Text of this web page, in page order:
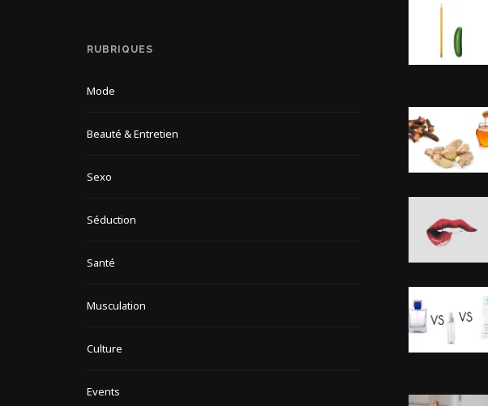
RUBRIQUES
Mode
Beauté & Entretien
Sexo
Séduction
Santé
Musculation
Culture
Events